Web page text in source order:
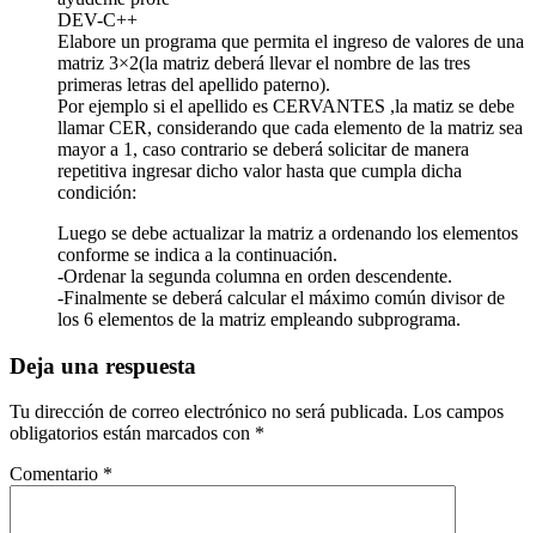
DEV-C++
Elabore un programa que permita el ingreso de valores de una
matriz 3×2(la matriz deberá llevar el nombre de las tres
primeras letras del apellido paterno).
Por ejemplo si el apellido es CERVANTES ,la matiz se debe
llamar CER, considerando que cada elemento de la matriz sea
mayor a 1, caso contrario se deberá solicitar de manera
repetitiva ingresar dicho valor hasta que cumpla dicha
condición:
Luego se debe actualizar la matriz a ordenando los elementos
conforme se indica a la continuación.
-Ordenar la segunda columna en orden descendente.
-Finalmente se deberá calcular el máximo común divisor de
los 6 elementos de la matriz empleando subprograma.
Deja una respuesta
Tu dirección de correo electrónico no será publicada. Los campos
obligatorios están marcados con *
Comentario *